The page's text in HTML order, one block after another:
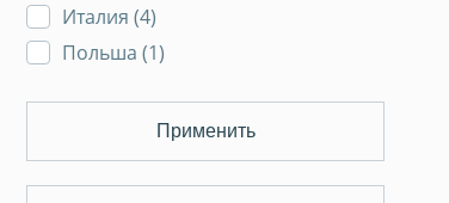
Италия (4)
Польша (1)
Применить